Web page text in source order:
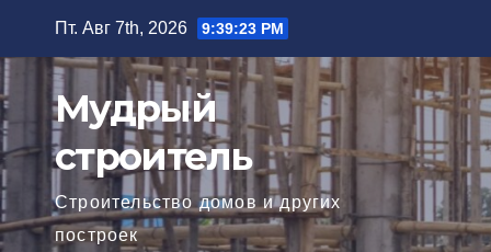
содержимому
Пт. Авг 7th, 2026 9:39:24 PM
Мудрый
строитель
Строительство домов и других
построек